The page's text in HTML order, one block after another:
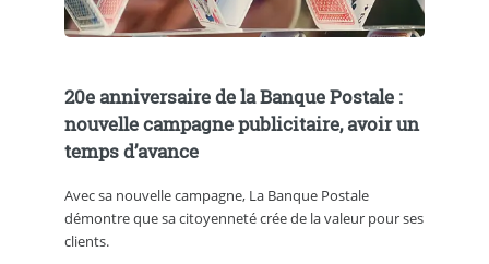
20e anniversaire de la Banque Postale :
nouvelle campagne publicitaire, avoir un
temps d’avance
Avec sa nouvelle campagne, La Banque Postale
démontre que sa citoyenneté crée de la valeur pour ses
clients.